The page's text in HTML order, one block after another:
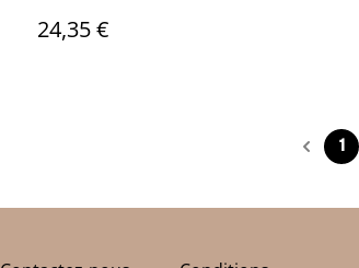
24,35 €
1